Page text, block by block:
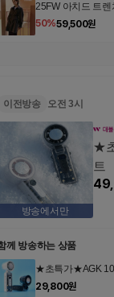
25FW 아치드 트렌
50%59,500원
이전방송 오전 3시
방송에서만
★
트
께 방송하는 상품
★초특가★AGK
29,800원